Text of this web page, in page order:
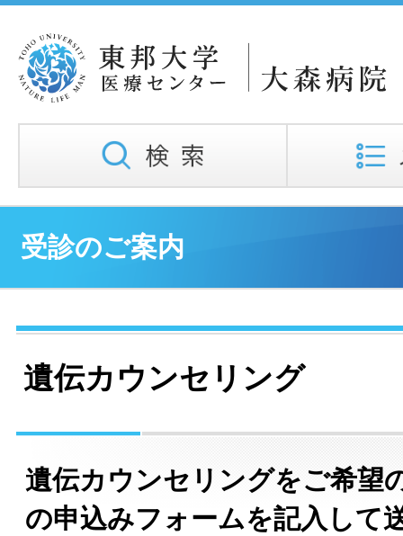
受診のご案内
遺伝カウンセリング
遺伝カウンセリングをご希望
の申込みフォームを記入して